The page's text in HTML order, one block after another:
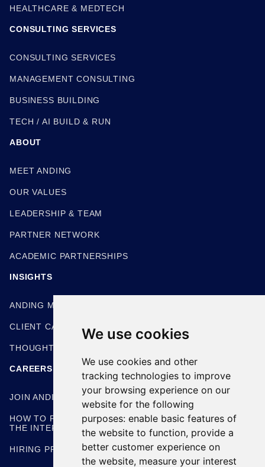
We use cookies
We use cookies and other
tracking technologies to improve
your browsing experience on our
website for the following
purposes: enable basic features of
the website to function, provide a
better customer experience on
the website, measure your interest
HEALTHCARE & MEDTECH
CONSULTING SERVICES
CONSULTING SERVICES
MANAGEMENT CONSULTING
BUSINESS BUILDING
TECH / AI BUILD & RUN
ABOUT
MEET ANDING
OUR VALUES
LEADERSHIP & TEAM
PARTNER NETWORK
ACADEMIC PARTNERSHIPS
INSIGHTS
ANDING METHODOLOGIES
CLIENT CASE STUDIES
THOUGHT LEADERSHIP
CAREERS
JOIN ANDING
HOW TO PREPARE FOR
THE INTERVIEW
HIRING PROCESS